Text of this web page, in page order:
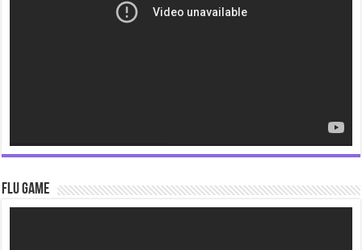
Flu Game